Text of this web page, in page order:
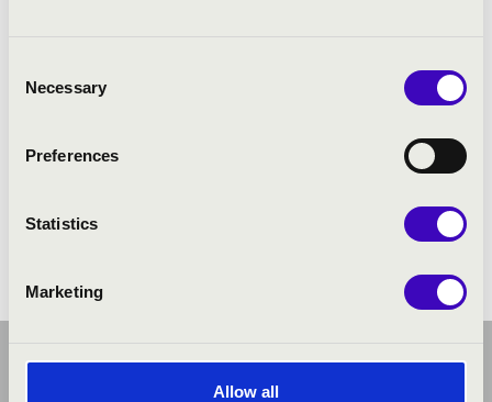
Selection
Necessary
Preferences
Statistics
Marketing
Allow all
Jazzformers